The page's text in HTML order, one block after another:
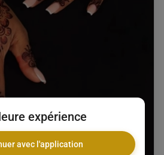
expérience
avec l'application